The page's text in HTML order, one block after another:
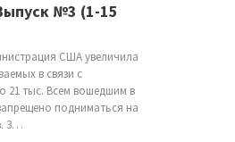
№3 (1-15
США увеличила
в связи с
21 тыс. Всем вошедшим в
подниматься на
3…